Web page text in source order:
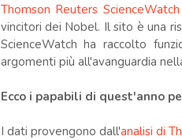
Thomson Reuters ScienceWatch
vincitori dei Nobel. Il sito è una
ScienceWatch ha raccolto
argomenti più all'avanguardia
Ecco i papabili di quest'anno
I dati provengono dall'analisi di